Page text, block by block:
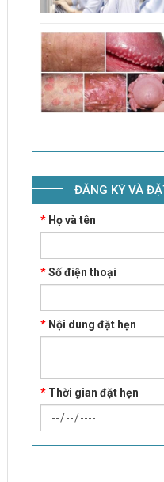
ĐĂNG KÝ VÀ
*Họ và tên
*Số điện thoại
*Nội dung đặt hẹn
*Thời gian đặt hẹn